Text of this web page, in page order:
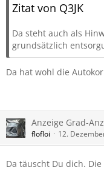
Zitat von Q3JK
Da steht auch als
grundsätzlich
Da hat wohl die
Anzeige Grad-
flofloi 12.
Da täuscht Du dich.